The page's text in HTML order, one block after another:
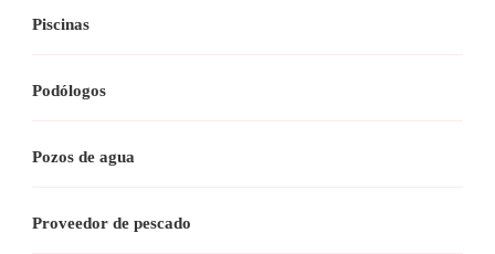
Piscinas
Podólogos
Pozos de agua
Proveedor de pescado